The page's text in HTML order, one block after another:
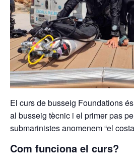
El curs de busseig Foundations
al busseig tècnic i el primer pas
submarinistes anomenem “el
Com funciona el curs?